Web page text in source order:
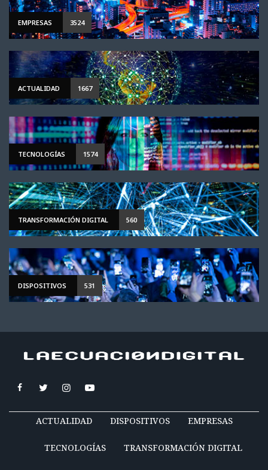
EMPRESAS 3524
ACTUALIDAD 1667
TECNOLOGÍAS 1574
TRANSFORMACIÓN DIGITAL 560
DISPOSITIVOS 531
ACTUALIDAD DISPOSITIVOS EMPRESAS
TECNOLOGÍAS TRANSFORMACIÓN DIGITAL